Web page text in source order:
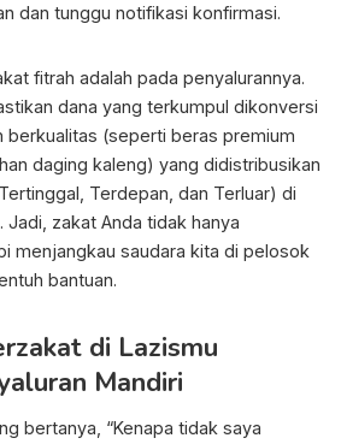
dan tunggu notifikasi konfirmasi.
fitrah adalah pada penyalurannya.
dana yang terkumpul dikonversi
berkualitas (seperti beras premium
daging kaleng) yang didistribusikan
Terdepan, dan Terluar) di
zakat Anda tidak hanya
menjangkau saudara kita di pelosok
bantuan.
di Lazismu
Mandiri
bertanya, “Kenapa tidak saya